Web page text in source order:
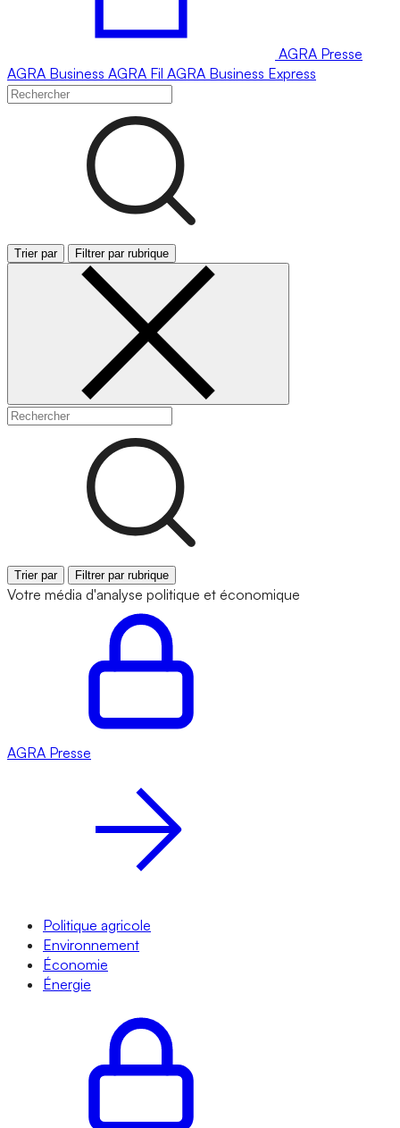
AGRA Presse
AGRA Business AGRA Fil AGRA Business Express
Trier par Filtrer par rubrique
Trier par Filtrer par rubrique
Votre média d'analyse politique et économique
AGRA Presse
Politique agricole
Environnement
Économie
Énergie